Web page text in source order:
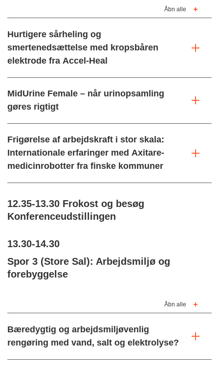
Åbn alle
Hurtigere sårheling og
smertenedsættelse med kropsbåren
elektrode fra Accel-Heal
MidUrine Female – når urinopsamling
gøres rigtigt
Frigørelse af arbejdskraft i stor skala:
Internationale erfaringer med Axitare-
medicinrobotter fra finske kommuner
12.35-13.30 Frokost og besøg
Konferenceudstillingen
13.30-14.30
Spor 3 (Store Sal): Arbejdsmiljø og
forebyggelse
Åbn alle
Bæredygtig og arbejdsmiljøvenlig
rengøring med vand, salt og elektrolyse?